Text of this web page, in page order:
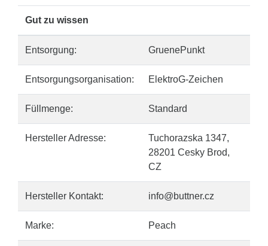
Gut zu wissen
Entsorgung: GruenePunkt
Entsorgungsorganisation: ElektroG-Zeichen
Füllmenge: Standard
Hersteller Adresse:
Tuchorazska 1347,
28201 Cesky Brod,
CZ
Hersteller Kontakt: info@buttner.cz
Marke: Peach